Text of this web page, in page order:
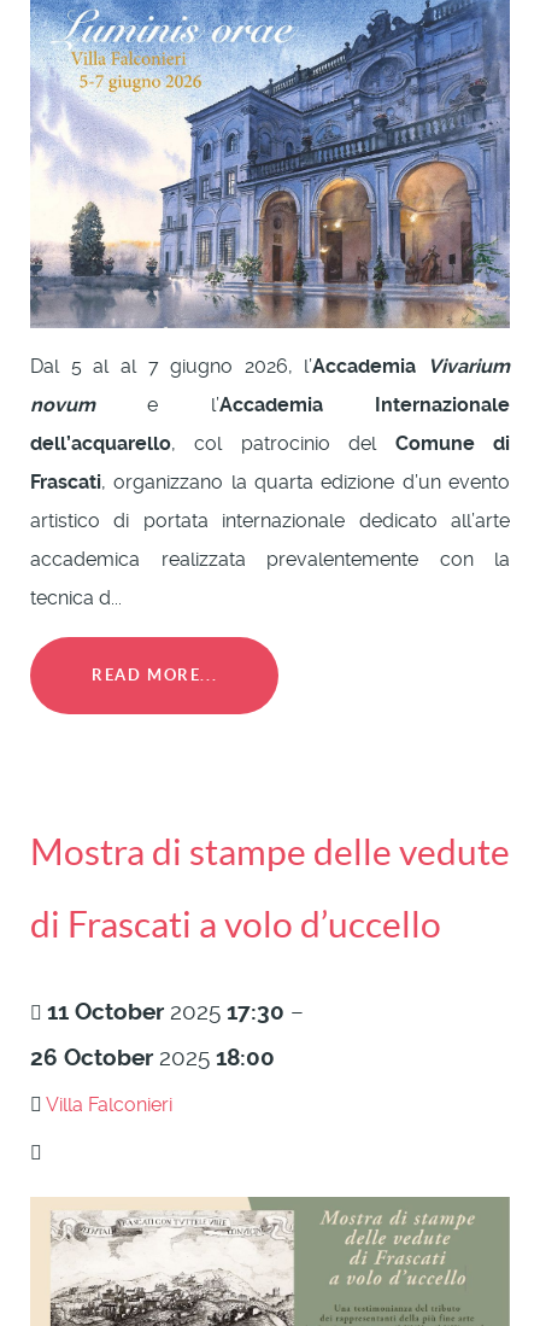
Dal 5 al al 7 giugno 2026, l’Accademia
Vivarium
novume l’Accademia Internazionale
dell’acquarello, col patrocinio del Comune di
Frascati, organizzano la quarta edizione d’un evento
artistico di portata internazionale dedicato all’arte
accademica realizzata prevalentemente con la
tecnica d...
READ MORE...
Mostra di stampe delle vedute
di Frascati a volo d’uccello
11 October 2025 17:30 –
26 October 2025 18:00
Villa Falconieri